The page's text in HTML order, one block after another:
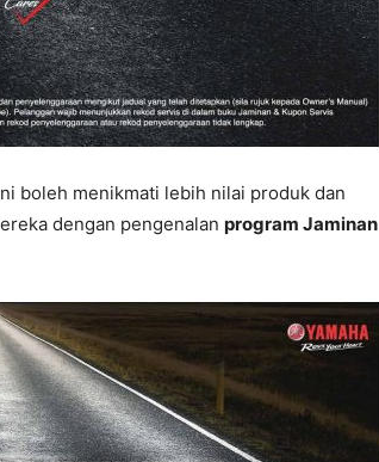
boleh menikmati lebih nilai produk dan
dengan pengenalan program Jaminan